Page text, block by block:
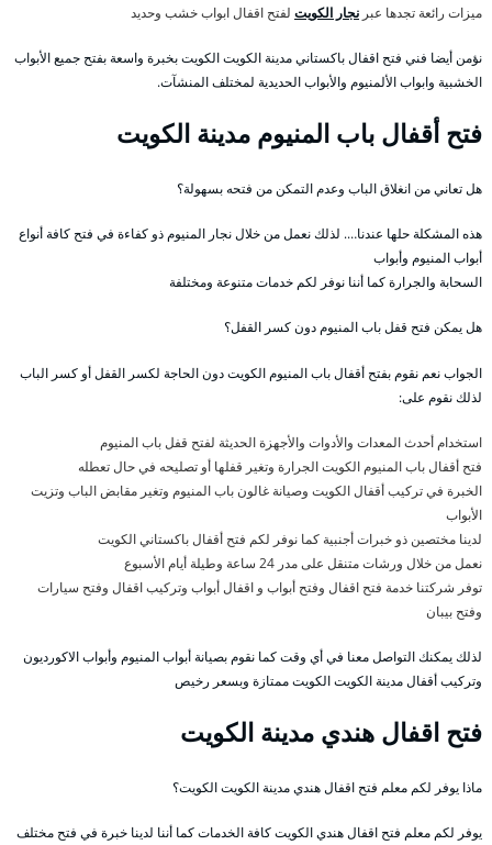
ميزات رائعة تجدها عبر نجار الكويت لفتح اقفال ابواب خشب وحديد
نؤمن أيضا فني فتح اقفال باكستاني مدينة الكويت الكويت بخبرة واسعة بفتح جميع الأبواب
الخشبية وابواب الألمنيوم والأبواب الحديدية لمختلف المنشآت.
فتح أقفال باب المنيوم مدينة الكويت
هل تعاني من انغلاق الباب وعدم التمكن من فتحه بسهولة؟
هذه المشكلة حلها عندنا…. لذلك نعمل من خلال نجار المنيوم ذو كفاءة في فتح كافة أنواع
أبواب المنيوم وأبواب
السحابة والجرارة كما أننا نوفر لكم خدمات متنوعة ومختلفة
هل يمكن فتح قفل باب المنيوم دون كسر القفل؟
الجواب نعم نقوم بفتح أقفال باب المنيوم الكويت دون الحاجة لكسر القفل أو كسر الباب
لذلك نقوم على:
استخدام أحدث المعدات والأدوات والأجهزة الحديثة لفتح قفل باب المنيوم
فتح أقفال باب المنيوم الكويت الجرارة وتغير قفلها أو تصليحه في حال تعطله
الخبرة في تركيب أقفال الكويت وصيانة غالون باب المنيوم وتغير مقابض الباب وتزيت
الأبواب
لدينا مختصين ذو خبرات أجنبية كما نوفر لكم فتح أقفال باكستاني الكويت
نعمل من خلال ورشات متنقل على مدر 24 ساعة وطيلة أيام الأسبوع
توفر شركتنا خدمة فتح اقفال وفتح أبواب و اقفال أبواب وتركيب اقفال وفتح سيارات
وفتح بيبان
لذلك يمكنك التواصل معنا في أي وقت كما نقوم بصيانة أبواب المنيوم وأبواب الاكورديون
وتركيب أقفال مدينة الكويت الكويت ممتازة وبسعر رخيص
فتح اقفال هندي مدينة الكويت
ماذا يوفر لكم معلم فتح اقفال هندي مدينة الكويت الكويت؟
يوفر لكم معلم فتح اقفال هندي الكويت كافة الخدمات كما أننا لدينا خبرة في فتح مختلف